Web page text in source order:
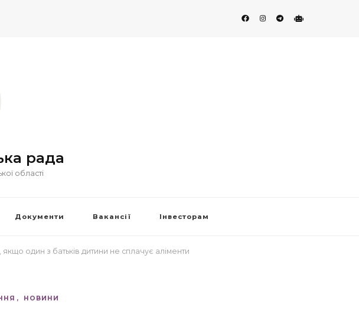
рада
області
Документи Вакансії Інвесторам
один з батьків дитини не сплачує аліменти
НОВИНИ